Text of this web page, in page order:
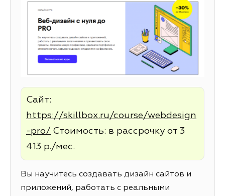
Сайт:
https://skillbox.ru/course/webdesign
-pro/ Стоимость: в рассрочку от 3
413 р./мес.
Вы научитесь создавать дизайн сайтов и
приложений, работать с реальными